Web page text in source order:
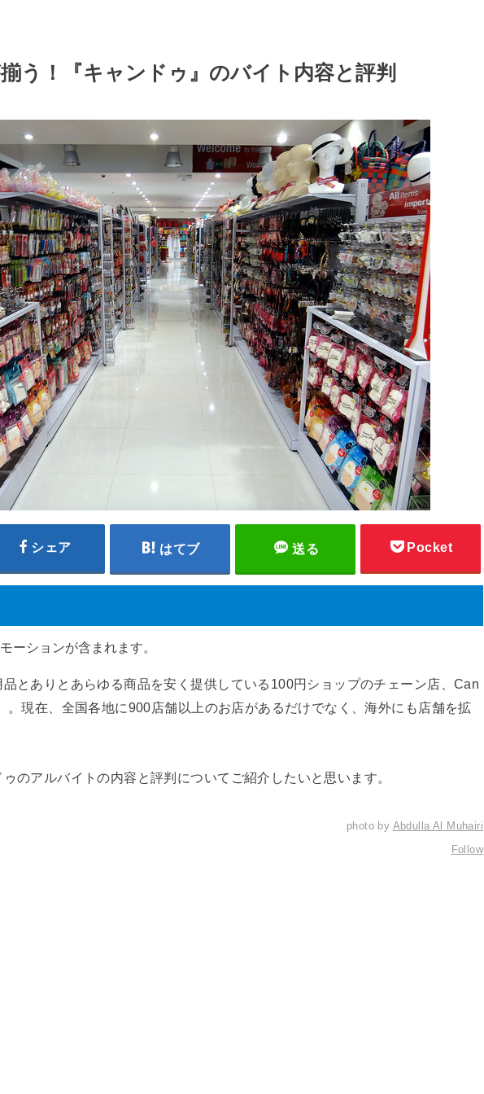
う！『キャンドゥ』のバイト内容と評判
シェア はてブ 送る Pocket
ーションが含まれます。
とありとあらゆる商品を安く提供している100円ショップのチェーン店、Can
。現在、全国各地に900店舗以上のお店があるだけでなく、海外にも店舗を拡
のアルバイトの内容と評判についてご紹介したいと思います。
photo by Abdulla Al Muhairi
Follow